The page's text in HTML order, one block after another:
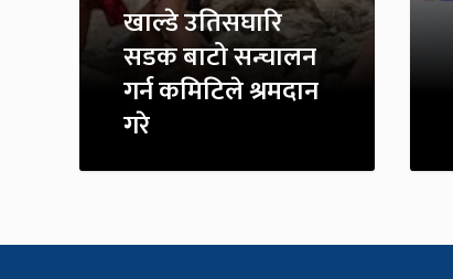
खाल्डे उतिसघारि
सडक बाटो सन्चालन
गर्न कमिटिले श्रमदान
गरे